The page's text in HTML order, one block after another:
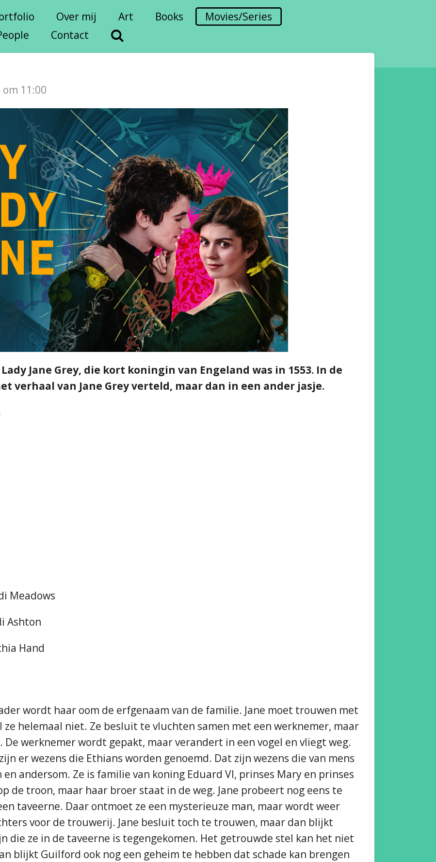
Over mij Art Books
Movies/Series
Contact
11:00
Jane Grey, die kort koningin van Engeland was in 1553. In de
verhaal van Jane Grey verteld, maar dan in een ander jasje.
Meadows
wordt haar oom de erfgenaam van de familie. Jane moet trouwen met
helemaal niet. Ze besluit te vluchten samen met een werknemer, maar
werknemer wordt gepakt, maar verandert in een vogel en vliegt weg.
er wezens die Ethians worden genoemd. Dat zijn wezens die van mens
andersom. Ze is familie van koning Eduard VI, prinses Mary en prinses
de troon, maar haar broer staat in de weg. Jane probeert nog eens te
taveerne. Daar ontmoet ze een mysterieuze man, maar wordt weer
voor de trouwerij. Jane besluit toch te trouwen, maar dan blijkt
die ze in de taveerne is tegengekomen. Het getrouwde stel kan het niet
blijkt Guilford ook nog een geheim te hebben dat schade kan brengen